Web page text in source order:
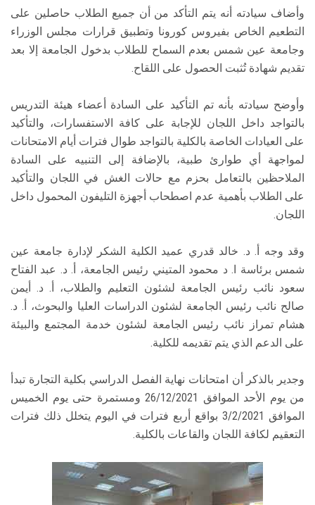
وأضاف سيادته أنه يتم التأكد من أن جميع الطلاب حاصلين على
التطعيم الخاص بفيروس كورونا وتطبيق قرارات مجلس الوزراء
وجامعة عين شمس بعدم السماح للطلاب بدخول الجامعة إلا بعد
تقديم شهادة تُثبت الحصول على اللقاح.
وأوضح سيادته بأنه تم التأكيد على السادة أعضاء هيئة التدريس
بالتواجد داخل اللجان للإجابة على كافة الاستفسارات، والتأكيد
على العيادات الخاصة بالكلية بالتواجد طوال فترات أيام الامتحانات
لمواجهة أي طوارئ طبية، بالإضافة إلى التنبيه على السادة
الملاحظين بالتعامل بحزم مع حالات الغش في اللجان والتأكيد
على الطلاب بأهمية عدم اصطحاب أجهزة التليفون المحمول داخل
اللجان.
وقد وجه أ. د. خالد قدري عميد الكلية الشكر لإدارة جامعة عين
شمس برئاسة ا. د محمود المتيني رئيس الجامعة، أ. د. عبد الفتاح
سعود نائب رئيس الجامعة لشئون التعليم والطلاب، أ. د. أيمن
صالح نائب رئيس الجامعة لشئون الدراسات العليا والبحوث، أ. د.
هشام تمراز نائب رئيس الجامعة لشئون خدمة المجتمع والبيئة
على الدعم الذي يتم تقديمه للكلية.
وجدير بالذكر أن امتحانات نهاية الفصل الدراسي بكلية التجارة تبدأ
من يوم الأحد الموافق 26/12/2021 ومستمرة حتى يوم الخميس
الموافق 3/2/2021 بواقع أربع فترات في اليوم يتخلل ذلك فترات
التعقيم لكافة اللجان والقاعات بالكلية.